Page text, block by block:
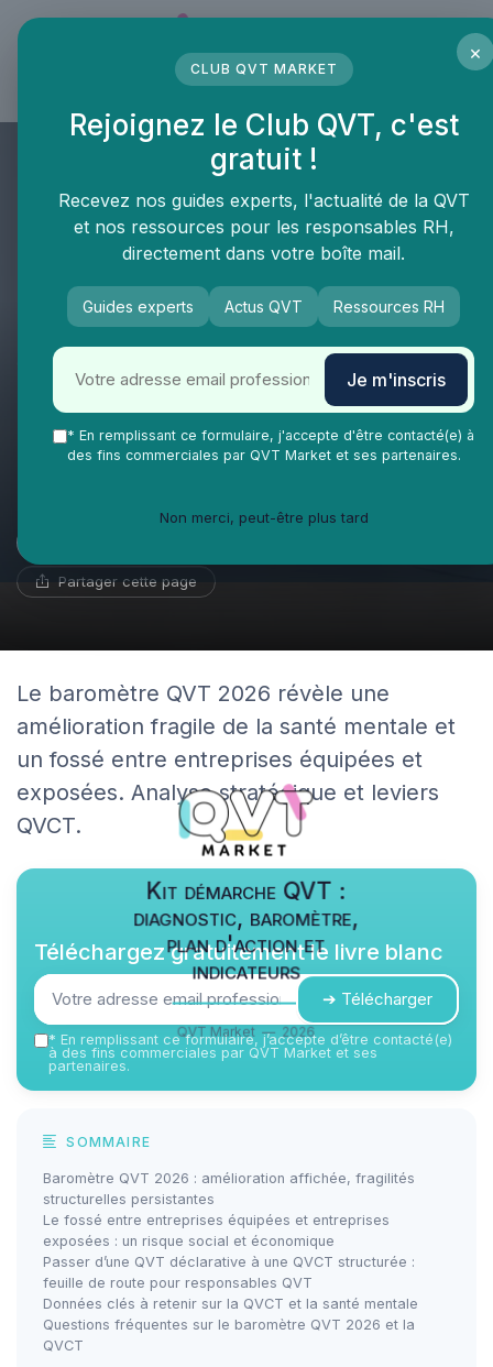
QVT Market
Baromètre Qualisocial 2026 :
les progrès fragiles de la QVCT
Partager cette page
Le baromètre QVT 2026 révèle une
amélioration fragile de la santé mentale et
un fossé entre entreprises équipées et
exposées. Analyse stratégique et leviers
QVCT.
Kit démarche QVT :
diagnostic, baromètre,
plan d'action et
indicateurs
QVT Market — 2026
Téléchargez gratuitement le livre blanc
➔ Télécharger
* En remplissant ce formulaire, j’accepte d’être contacté(e)
à des fins commerciales par QVT Market et ses
partenaires.
SOMMAIRE
Baromètre QVT 2026 : amélioration affichée, fragilités
structurelles persistantes
Le fossé entre entreprises équipées et entreprises
exposées : un risque social et économique
Passer d’une QVT déclarative à une QVCT structurée :
feuille de route pour responsables QVT
Données clés à retenir sur la QVCT et la santé mentale
Questions fréquentes sur le baromètre QVT 2026 et la
QVCT
×
CLUB QVT MARKET
Rejoignez le Club QVT, c'est
gratuit !
Recevez nos guides experts, l'actualité de la QVT
et nos ressources pour les responsables RH,
directement dans votre boîte mail.
Guides experts Actus QVT Ressources RH
Je m'inscris
* En remplissant ce formulaire, j'accepte d'être contacté(e) à
des fins commerciales par QVT Market et ses partenaires.
Non merci, peut-être plus tard
Panneau de gestion des cookies